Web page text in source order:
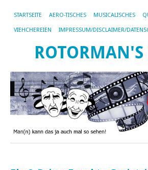
STARTSEITE AERO-TISCHES MUSICALISCHES
VIEHCHEREIEN IMPRESSUM/DISCLAIMER/